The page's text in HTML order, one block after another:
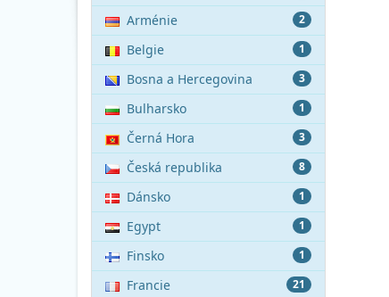
2
Arménie
1
Belgie
3
Bosna a Hercegovina
1
Bulharsko
3
Černá Hora
8
Česká republika
1
Dánsko
1
Egypt
1
Finsko
21
Francie